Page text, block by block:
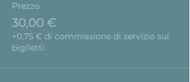
Prezzo
30,00 €
+0,75 € di commissione di servizio sui
biglietti